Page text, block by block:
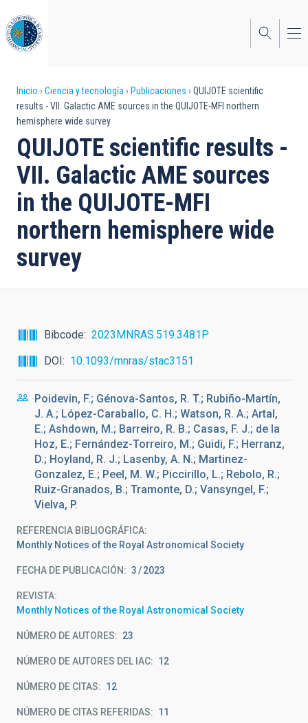
al
contenido
principal
Sobrescribir
enlaces
de
ayuda
a
la
navegación
Inicio Ciencia y tecnología Publicaciones
QUIJOTE scientific
results - VII. Galactic AME sources in the QUIJOTE-MFI northern
hemisphere wide survey
QUIJOTE scientific results -
VII. Galactic AME sources
in the QUIJOTE-MFI
northern hemisphere wide
survey
Bibcode
2023MNRAS.519.3481P
DOI
10.1093/mnras/stac3151
Poidevin, F.; Génova-Santos, R. T.; Rubiño-Martín,
J. A.; López-Caraballo, C. H.; Watson, R. A.; Artal,
E.; Ashdown, M.; Barreiro, R. B.; Casas, F. J.; de la
Hoz, E.; Fernández-Torreiro, M.; Guidi, F.; Herranz,
D.; Hoyland, R. J.; Lasenby, A. N.; Martinez-
Gonzalez, E.; Peel, M. W.; Piccirillo, L.; Rebolo, R.;
Ruiz-Granados, B.; Tramonte, D.; Vansyngel, F.;
Vielva, P.
REFERENCIA BIBLIOGRÁFICA
Monthly Notices of the Royal Astronomical Society
FECHA DE PUBLICACIÓN: 3 2023
REVISTA
Monthly Notices of the Royal Astronomical Society
NÚMERO DE AUTORES 23
NÚMERO DE AUTORES DEL IAC 12
NÚMERO DE CITAS 12
NÚMERO DE CITAS REFERIDAS 11